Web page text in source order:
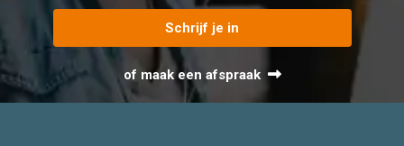
Schrijf je in
of maak een afspraak